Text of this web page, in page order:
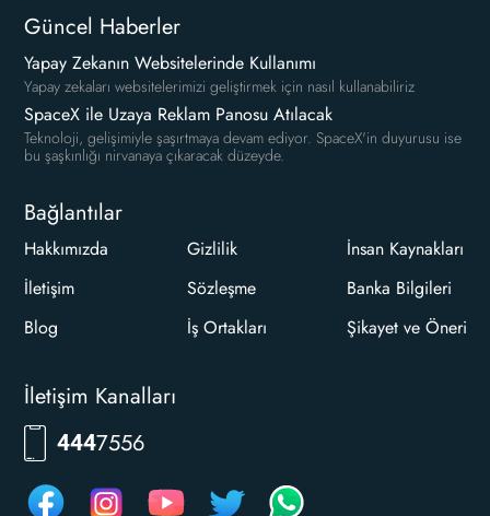
Güncel Haberler
Yapay Zekanın Websitelerinde Kullanımı
Yapay zekaları websitelerimizi geliştirmek için nasıl kullanabiliriz
SpaceX ile Uzaya Reklam Panosu Atılacak
Teknoloji, gelişimiyle şaşırtmaya devam ediyor. SpaceX'in duyurusu ise
bu şaşkınlığı nirvanaya çıkaracak düzeyde.
Bağlantılar
Hakkımızda
İletişim
Blog
Gizlilik
Sözleşme
İş Ortakları
İnsan Kaynakları
Banka Bilgileri
Şikayet ve Öneri
İletişim Kanalları
4447556